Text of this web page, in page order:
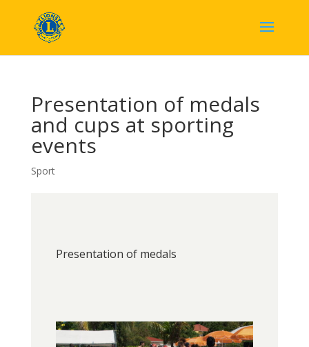
Presentation of medals
and cups at sporting
events
Sport
Presentation of medals